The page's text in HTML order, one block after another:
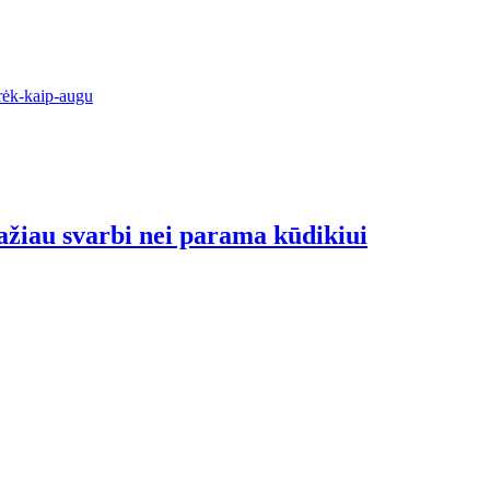
kaip-augu
svarbi nei parama kūdikiui